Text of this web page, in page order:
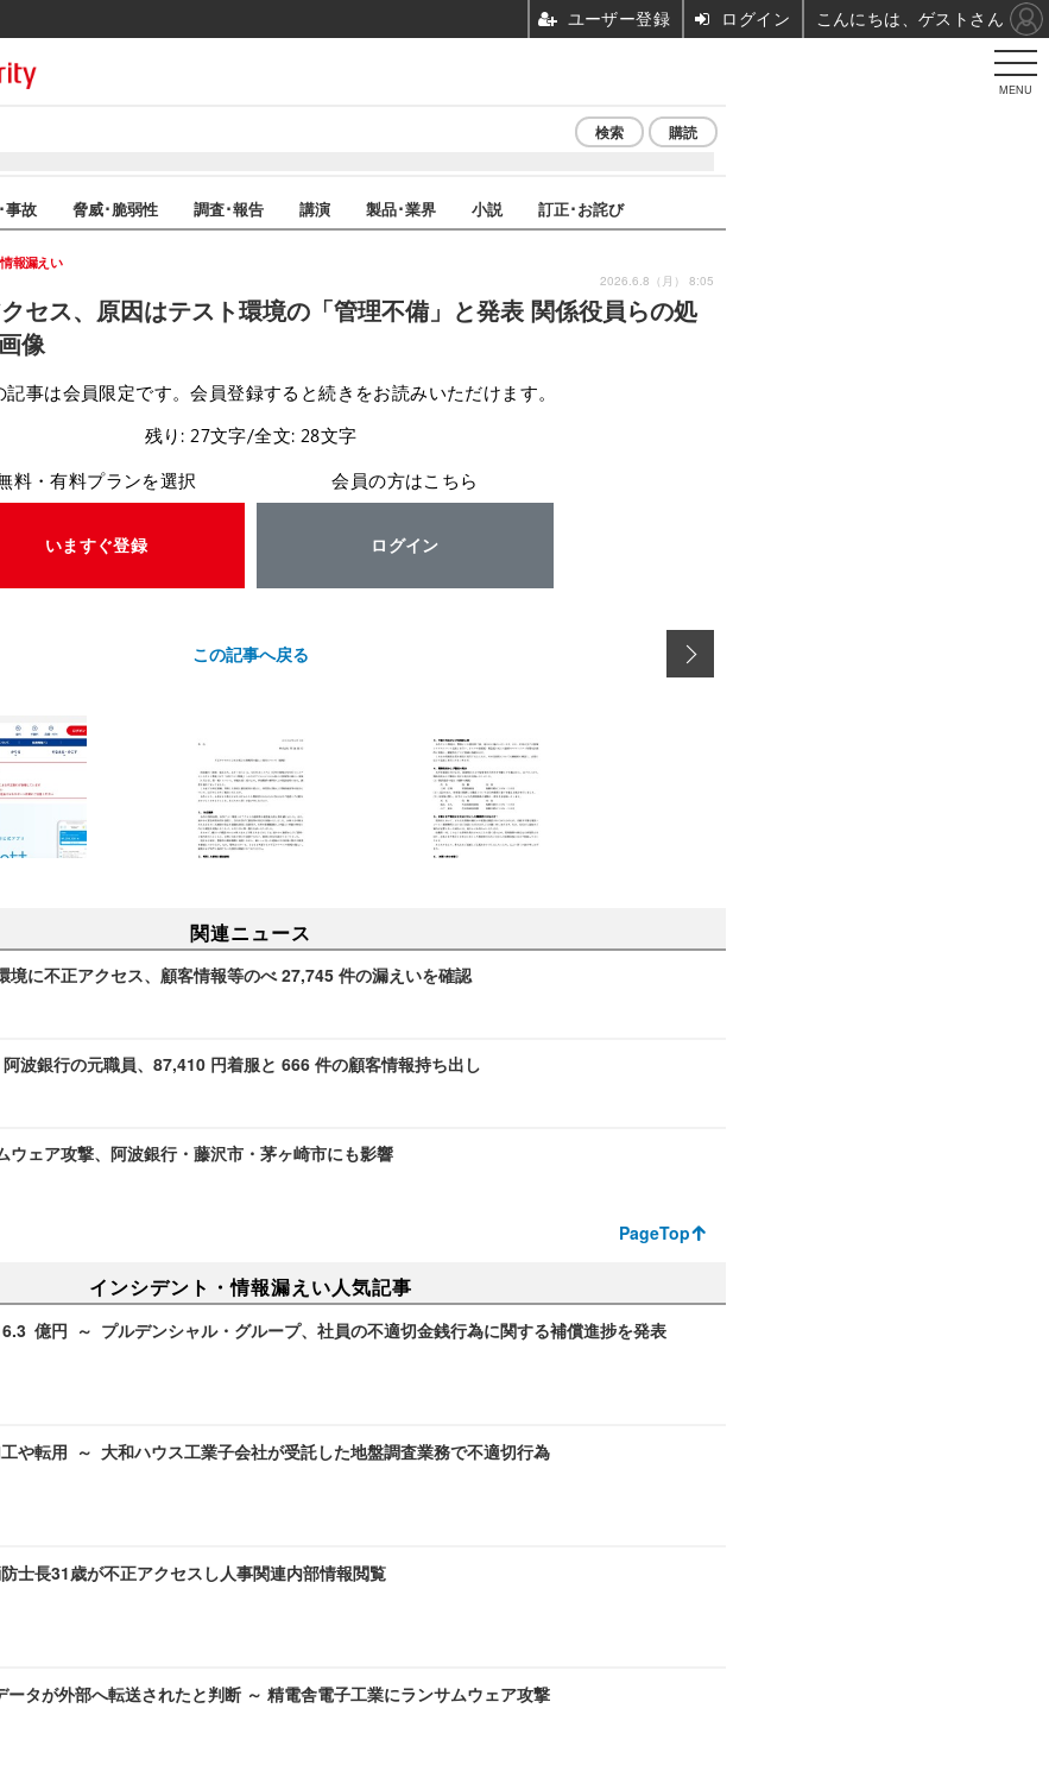
MENU
検索 購読
事故 脅威･脆弱性 調査･報告 講演 製品･業界 小説 訂正･お詫び
セス、原因はテスト環境の「管理不備」と発表 関係役員らの処
像
報漏えい
2026.6.8（月） 8:05
記事は会員限定です。会員登録すると続きをお読みいただけます。
残り: 27文字/全文: 28文字
料・有料プランを選択
いますぐ登録
会員の方はこちら
ログイン
この記事へ戻る
関連ニュース
境に不正アクセス、顧客情報等のべ 27,745 件の漏えいを確認
波銀行の元職員、87,410 円着服と 666 件の顧客情報持ち出し
ウェア攻撃、阿波銀行・藤沢市・茅ヶ崎市にも影響
PageTop
インシデント・情報漏えい人気記事
億円 ～ プルデンシャル・グループ、社員の不適切金銭行為に関する補償進捗を発表
や転用 ～ 大和ハウス工業子会社が受託した地盤調査業務で不適切行為
士長31歳が不正アクセスし人事関連内部情報閲覧
ータが外部へ転送されたと判断 ～ 精電舎電子工業にランサムウェア攻撃
ユーザー登録 ログイン こんにちは、ゲストさん